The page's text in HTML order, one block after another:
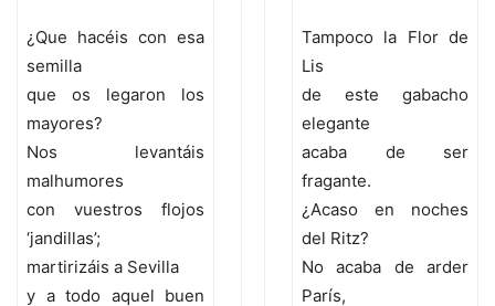
¿Que hacéis con esa
semilla
que os legaron los
mayores?
Nos levantáis
malhumores
con vuestros flojos
‘jandillas’;
martirizáis a Sevilla
y a todo aquel buen
Tampoco la Flor de
Lis
de este gabacho
elegante
acaba de ser
fragante.
¿Acaso en noches
del Ritz?
No acaba de arder
París,